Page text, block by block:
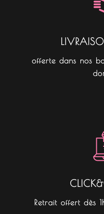
offerte dans nos
Retrait offert dès